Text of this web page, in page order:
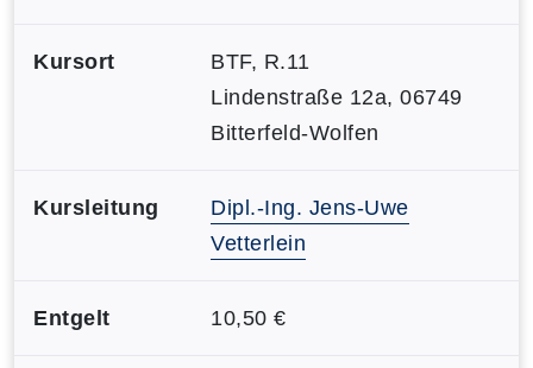
Kursort
BTF, R.11
Lindenstraße 12a, 06749
Bitterfeld-Wolfen
Kursleitung
Dipl.-Ing. Jens-Uwe
Vetterlein
Entgelt 10,50 €